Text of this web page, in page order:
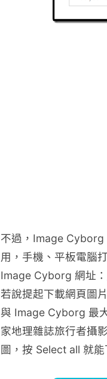
不過，Image Cyborg
用，手機、平板電腦
Image Cyborg 網址：
若說提起下載網頁圖
與 Image Cyborg 最
家地理雜誌旅行者攝
圖，按 Select all 就